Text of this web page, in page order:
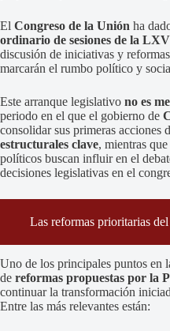
El Congreso de la Unión ha
ordinario de sesiones de la
discusión de iniciativas y
marcarán el rumbo político y
Este arranque legislativo no es
periodo en el que el gobierno de
consolidar sus primeras acciones
estructurales clave, mientras
políticos buscan influir en el
decisiones legislativas en el
Las reformas prioritarias
Uno de los principales puntos en
de reformas propuestas por la
continuar la transformación
Entre las más relevantes están: